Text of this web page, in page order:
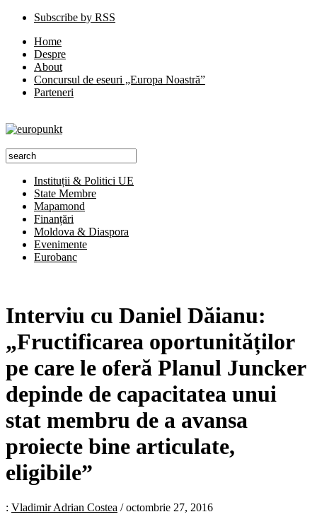
Subscribe by RSS
Home
Despre
About
Concursul de eseuri „Europa Noastră”
Parteneri
Instituții & Politici UE
State Membre
Mapamond
Finanțări
Moldova & Diaspora
Evenimente
Eurobanc
Interviu cu Daniel Dăianu:
„Fructificarea oportunităților
pe care le oferă Planul Juncker
depinde de capacitatea unui
stat membru de a avansa
proiecte bine articulate,
eligibile”
: Vladimir Adrian Costea /octombrie 27, 2016